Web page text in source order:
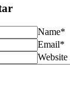
Name*
Email*
Website